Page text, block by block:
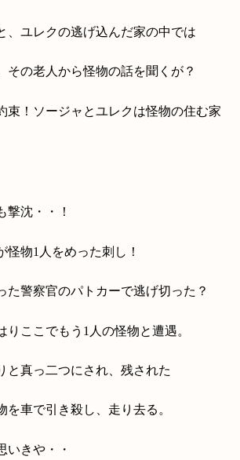
、ユレクの逃げ込んだ家の中では
その老人から怪物の話を聞くが？
束！ソージャとユレクは怪物の住む家
撃沈・・！
怪物1人をめった刺し！
た警察官のパトカーで逃げ切った？
りここでもう1人の怪物と遭遇。
と真っ二つにされ、残された
を車で引き殺し、走り去る。
いきや・・